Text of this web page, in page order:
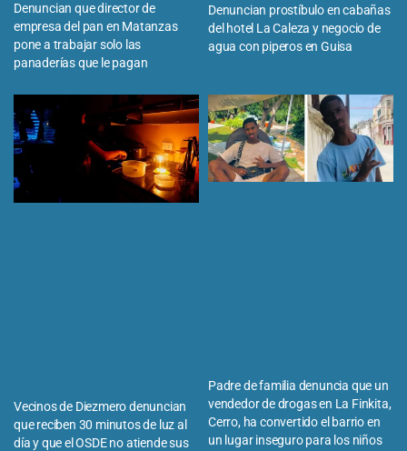
Denuncian que director de
empresa del pan en Matanzas
pone a trabajar solo las
panaderías que le pagan
Denuncian prostíbulo en cabañas
del hotel La Caleza y negocio de
agua con piperos en Guisa
Vecinos de Diezmero denuncian
que reciben 30 minutos de luz al
día y que el OSDE no atiende sus
Padre de familia denuncia que un
vendedor de drogas en La Finkita,
Cerro, ha convertido el barrio en
un lugar inseguro para los niños